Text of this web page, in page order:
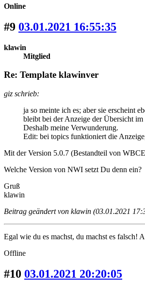
Online
#9 03.01.2021 16:55:35
klawin
Mitglied
Re: Template klawinver
giz schrieb:
ja so meinte ich es; aber sie erscheint
bleibt bei der Anzeige der Übersicht
Deshalb meine Verwunderung.
Edit: bei topics funktioniert die
Mit der Version 5.0.7 (Bestandteil von
Welche Version von NWI setzt Du denn ein?
Gruß
klawin
Beitrag geändert von klawin (03.01.2021
Egal wie du es machst, du machst es falsch!
Offline
#10 03.01.2021 20:20:05